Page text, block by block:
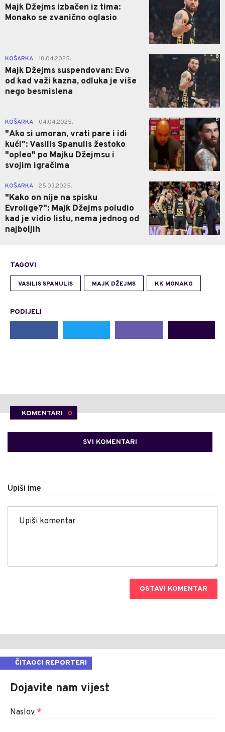
Majk Džejms izbačen iz tima:
Monako se zvanično oglasio
KOŠARKA 18.04.2025.
Majk Džejms suspendovan: Evo
od kad važi kazna, odluka je više
nego besmislena
0
KOŠARKA 04.04.2025.
"Ako si umoran, vrati pare i idi
kući": Vasilis Spanulis žestoko
"opleo" po Majku Džejmsu i
svojim igračima
0
KOŠARKA 25.03.2025.
"Kako on nije na spisku
Evrolige?": Majk Džejms poludio
kad je vidio listu, nema jednog od
najboljih
0
TAGOVI
VASILIS SPANULIS MAJK DŽEJMS KK MONAKO
PODIJELI
KOMENTARI 0
SVI KOMENTARI
Upiši ime
OSTAVI KOMENTAR
ČITAOCI REPORTERI
Dojavite nam vijest
Naslov *